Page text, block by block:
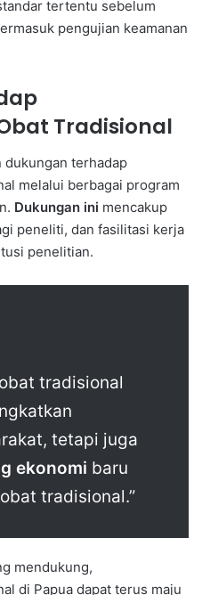
tertentu sebelum
pengujian keamanan
Tradisional
dukungan terhadap
melalui berbagai program
Dukungan ini mencakup
peneliti, dan fasilitasi kerja
penelitian.
tradisional
tetapi juga
ekonomi baru
tradisional.”
mendukung,
di Papua dapat terus maju